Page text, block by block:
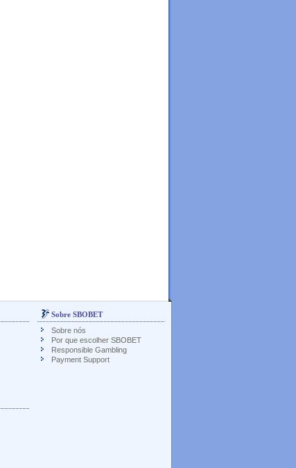
Sobre SBOBET
Sobre nós
Por que escolher SBOBET
Responsible Gambling
Payment Support